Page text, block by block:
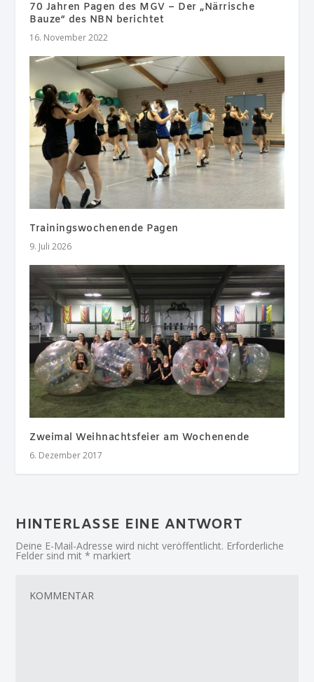
70 Jahren Pagen des MGV – Der „Närrische
Bauze“ des NBN berichtet
16. November 2022
Trainingswochenende Pagen
9. Juli 2026
Zweimal Weihnachtsfeier am Wochenende
6. Dezember 2017
HINTERLASSE EINE ANTWORT
Deine E-Mail-Adresse wird nicht veröffentlicht. Erforderliche
Felder sind mit* markiert